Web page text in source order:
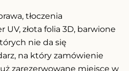
tłoczenia
złota folia 3D, barwione
nie da się
na który zamówienie
zarezerwowane miejsce w